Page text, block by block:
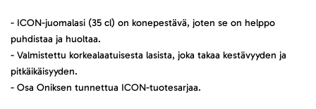
- ICON-juomalasi (35 cl) on konepestävä, joten se on helppo
puhdistaa ja huoltaa.
- Valmistettu korkealaatuisesta lasista, joka takaa kestävyyden ja
pitkäikäisyyden.
- Osa Oniksen tunnettua ICON-tuotesarjaa.